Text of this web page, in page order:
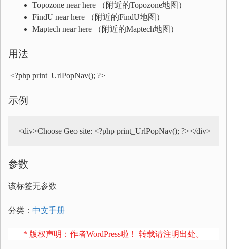
Topozone near here （附近的Topozone地图）
FindU near here （附近的FindU地图）
Maptech near here （附近的Maptech地图）
用法
<?php print_UrlPopNav(); ?>
示例
<div>Choose Geo site: <?php print_UrlPopNav(); ?></div>
参数
该标签无参数
分类： 中文手册
* 版权声明：作者WordPress啦！ 转载请注明出处。